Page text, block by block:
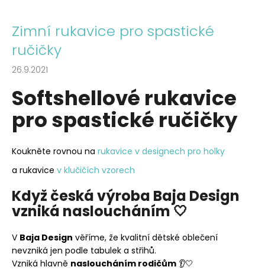
Zimní rukavice pro spastické
ručičky
26.9.2021
Softshellové rukavice
pro spastické ručičky
Koukněte rovnou na rukavice v designech pro holky
a rukavice v klučičích vzorech
Když česká výroba Baja Design
vzniká nasloucháním 🤍
V Baja Design věříme, že kvalitní dětské oblečení
nevzniká jen podle tabulek a střihů.
Vzniká hlavně nasloucháním rodičům 👂🤍